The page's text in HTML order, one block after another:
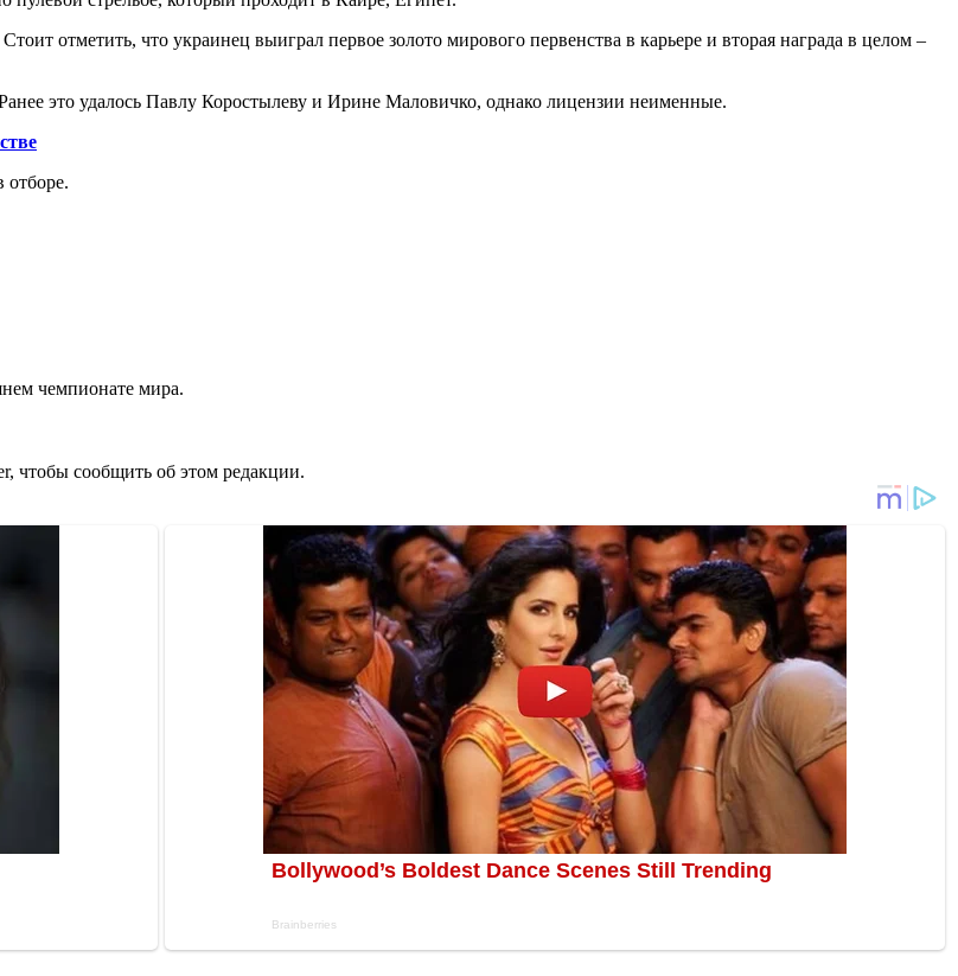
отметить, что украинец выиграл первое золото мирового первенства в карьере и вторая награда в целом –
это удалось Павлу Коростылеву и Ирине Маловичко, однако лицензии неименные.
отборе.
чемпионате мира.
чтобы сообщить об этом редакции.